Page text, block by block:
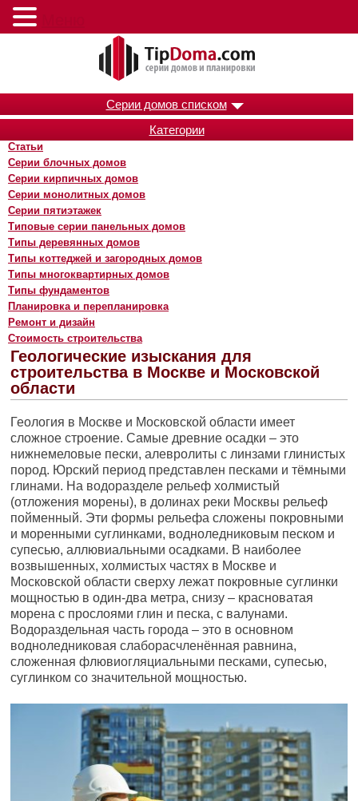
Серии домов списком
Категории
Статьи
Серии блочных домов
Серии кирпичных домов
Серии монолитных домов
Серии пятиэтажек
Типовые серии панельных домов
Типы деревянных домов
Типы коттеджей и загородных домов
Типы многоквартирных домов
Типы фундаментов
Планировка и перепланировка
Ремонт и дизайн
Стоимость строительства
Геологические изыскания для
строительства в Москве и Московской
области
Геология в Москве и Московской области имеет
сложное строение. Самые древние осадки – это
нижнемеловые пески, алевролиты с линзами глинистых
пород. Юрский период представлен песками и тёмными
глинами. На водоразделе рельеф холмистый
(отложения морены), в долинах реки Москвы рельеф
пойменный. Эти формы рельефа сложены покровными
и моренными суглинками, водноледниковым песком и
супесью, аллювиальными осадками. В наиболее
возвышенных, холмистых частях в Москве и
Московской области сверху лежат покровные суглинки
мощностью в один-два метра, снизу – красноватая
морена с прослоями глин и песка, с валунами.
Водораздельная часть города – это в основном
водноледниковая слаборасчленённая равнина,
сложенная флювиогляциальными песками, супесью,
суглинком со значительной мощностью.